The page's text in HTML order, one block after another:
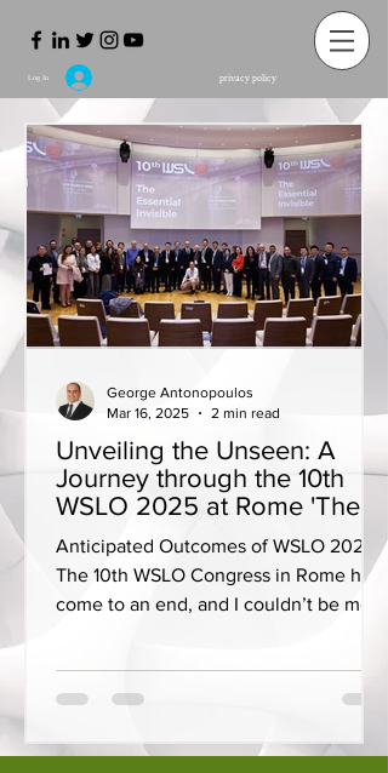
Log In privacy policy
Unveiling the Unseen: A
Journey through the 10th
WSLO 2025 at Rome 'The
Essential Invisible'
Anticipated Outcomes of WSLO 2025
The 10th WSLO Congress in Rome has
come to an end, and I couldn’t be more
George Antonopoulos
Mar 16, 2025
2 min read